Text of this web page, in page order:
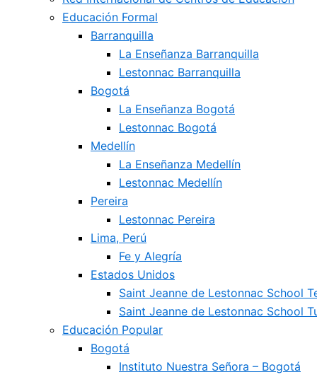
Educación Formal
Barranquilla
La Enseñanza Barranquilla
Lestonnac Barranquilla
Bogotá
La Enseñanza Bogotá
Lestonnac Bogotá
Medellín
La Enseñanza Medellín
Lestonnac Medellín
Pereira
Lestonnac Pereira
Lima, Perú
Fe y Alegría
Estados Unidos
Saint Jeanne de Lestonnac School
Saint Jeanne de Lestonnac School
Educación Popular
Bogotá
Instituto Nuestra Señora – Bogotá